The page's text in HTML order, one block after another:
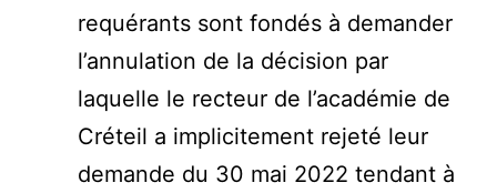
requérants sont fondés à demander
l’annulation de la décision par
laquelle le recteur de l’académie de
Créteil a implicitement rejeté leur
demande du 30 mai 2022 tendant à